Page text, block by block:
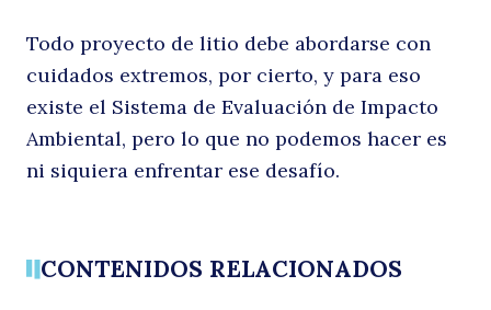
Todo proyecto de litio debe abordarse con
cuidados extremos, por cierto, y para eso
existe el Sistema de Evaluación de Impacto
Ambiental, pero lo que no podemos hacer es
ni siquiera enfrentar ese desafío.
CONTENIDOS RELACIONADOS